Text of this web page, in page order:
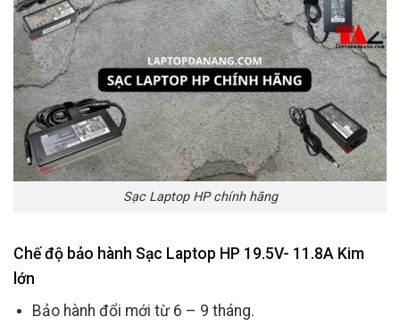
Sạc Laptop HP chính hãng
Chế độ bảo hành Sạc Laptop HP 19.5V- 11.8A Kim
lớn
Bảo hành đổi mới từ 6 – 9 tháng.